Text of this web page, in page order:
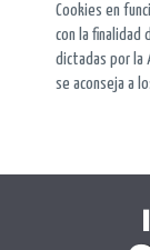
Cookies en
con la finalidad
dictadas por la
se aconseja a